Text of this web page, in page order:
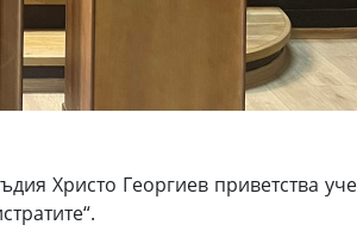
Христо Георгиев приветства